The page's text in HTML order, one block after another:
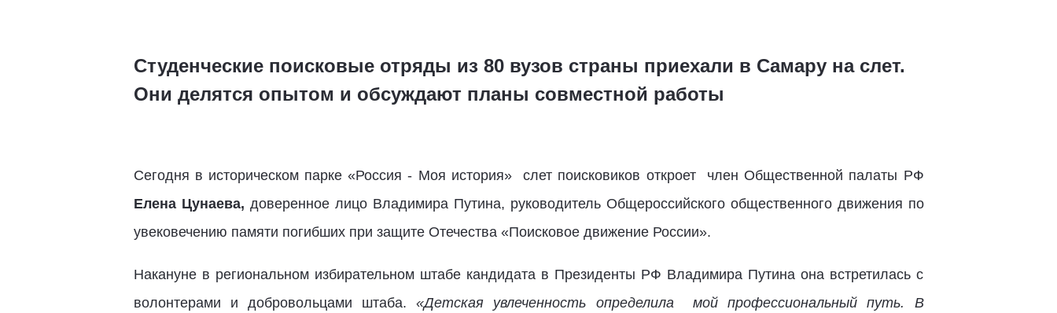
Студенческие поисковые отряды из 80 вузов страны приехали в Самару на слет.
Они делятся опытом и обсуждают планы совместной работы
Сегодня в историческом парке «Россия - Моя история» слет поисковиков откроет член Общественной палаты РФ
Елена Цунаева, доверенное лицо Владимира Путина, руководитель Общероссийского общественного движения по
увековечению памяти погибших при защите Отечества «Поисковое движение России».
Накануне в региональном избирательном штабе кандидата в Президенты РФ Владимира Путина она встретилась с
волонтерами и добровольцами штаба.«Детская увлеченность определила мой профессиональный путь. В